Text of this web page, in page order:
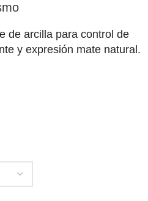
de arcilla para control de
y expresión mate natural.